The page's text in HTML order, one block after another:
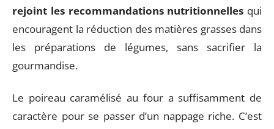
rejoint les recommandations nutritionnelles qui
encouragent la réduction des matières grasses dans
les préparations de légumes, sans sacrifier la
gourmandise.
Le poireau caramélisé au four a suffisamment de
caractère pour se passer d’un nappage riche. C’est